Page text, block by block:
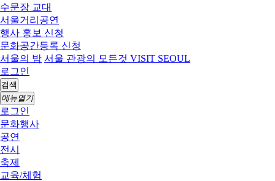
수문장 교대
서울거리공연
행사 홍보 신청
문화공간등록 신청
서울의 밤 서울 관광의 모든것 VISIT SEOUL
로그인
검색
메뉴열기
로그인
문화행사
공연
전시
축제
교육/체험